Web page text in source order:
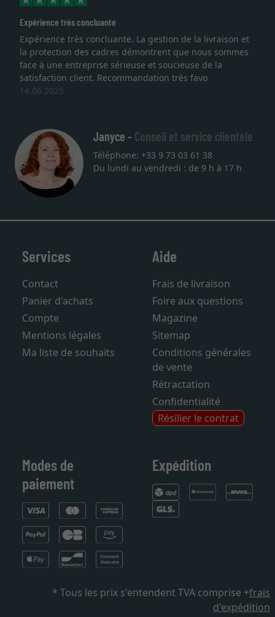
très concluante
très concluante. La gestion de la livraison et
des cadres démontrent que nous sommes
une entreprise sérieuse et soucieuse de la
client. Recommandation très favo
Je
Janyce - Conseil et service clientèle
Téléphone: +33 9 73 03 61 38
Services
Contact
Panier d'achats
Compte
Mentions légales
Aide
Frais de livraison
Foire aux questions
Magazine
Sitemap
Conditions générales
de vente
Rétractation
Confidentialité
Résilier le contrat
Modes de
paiement
Expédition
* Tous les prix s'entendent TVA comprise +frais